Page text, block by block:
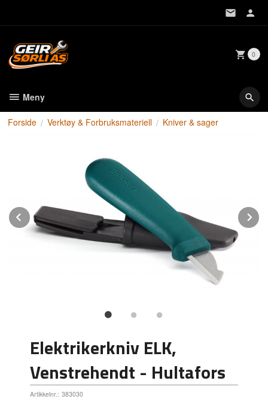
0
Meny
Forside Verktøy & Forbruksmateriell Kniver & sager
Prev
Elektrikerkniv ELK,
Venstrehendt - Hultafors
Artikkelnr.: 383030